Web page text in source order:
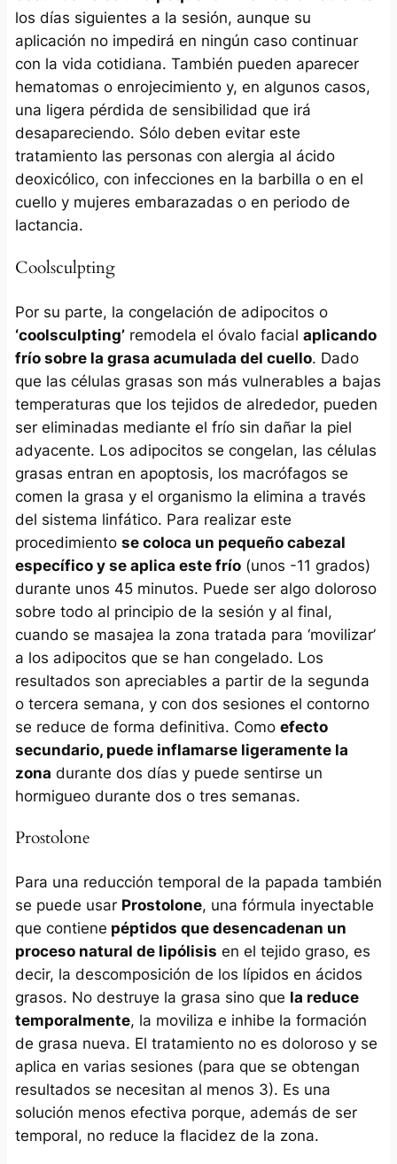
los días siguientes a la sesión, aunque su
aplicación no impedirá en ningún caso continuar
con la vida cotidiana. También pueden aparecer
hematomas o enrojecimiento y, en algunos casos,
una ligera pérdida de sensibilidad que irá
desapareciendo. Sólo deben evitar este
tratamiento las personas con alergia al ácido
deoxicólico, con infecciones en la barbilla o en el
cuello y mujeres embarazadas o en periodo de
lactancia.
Coolsculpting
Por su parte, la congelación de adipocitos o
‘coolsculpting’remodela el óvalo facial aplicando
frío sobre la grasa acumulada del cuello. Dado
que las células grasas son más vulnerables a bajas
temperaturas que los tejidos de alrededor, pueden
ser eliminadas mediante el frío sin dañar la piel
adyacente. Los adipocitos se congelan, las células
grasas entran en apoptosis, los macrófagos se
comen la grasa y el organismo la elimina a través
del sistema linfático. Para realizar este
procedimiento se coloca un pequeño cabezal
específico y se aplica este frío(unos -11 grados)
durante unos 45 minutos. Puede ser algo doloroso
sobre todo al principio de la sesión y al final,
cuando se masajea la zona tratada para ‘movilizar’
a los adipocitos que se han congelado. Los
resultados son apreciables a partir de la segunda
o tercera semana, y con dos sesiones el contorno
se reduce de forma definitiva. Como efecto
secundario, puede inflamarse ligeramente la
zona durante dos días y puede sentirse un
hormigueo durante dos o tres semanas.
Prostolone
Para una reducción temporal de la papada también
se puede usar Prostolone, una fórmula inyectable
que contiene péptidos que desencadenan un
proceso natural de lipólisis en el tejido graso, es
decir, la descomposición de los lípidos en ácidos
grasos. No destruye la grasa sino que la reduce
temporalmente, la moviliza e inhibe la formación
de grasa nueva. El tratamiento no es doloroso y se
aplica en varias sesiones (para que se obtengan
resultados se necesitan al menos 3). Es una
solución menos efectiva porque, además de ser
temporal, no reduce la flacidez de la zona.